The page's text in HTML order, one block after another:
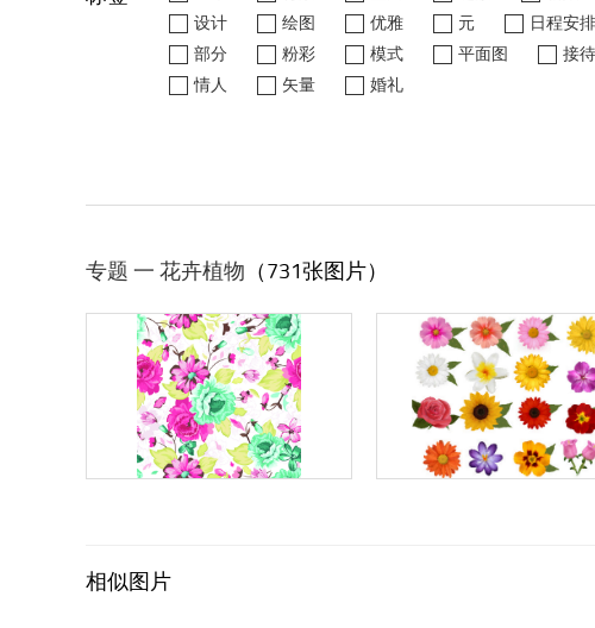
设计
绘图 优雅 元 日程安排
部分
粉彩 模式 平面图 接待
情人
矢量
婚礼
专题 一 花卉植物 （731张图片）
相似图片